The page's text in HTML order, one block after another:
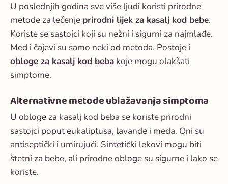
U poslednjih godina sve više ljudi koristi prirodne
metode za lečenje prirodni lijek za kasalj kod bebe.
Koriste se sastojci koji su nežni i sigurni za najmlađe.
Med i čajevi su samo neki od metoda. Postoje i
obloge za kasalj kod beba koje mogu olakšati
simptome.
Alternativne metode ublažavanja simptoma
U obloge za kasalj kod beba se koriste prirodni
sastojci poput eukaliptusa, lavande i meda. Oni su
antiseptički i umirujući. Sintetički lekovi mogu biti
štetni za bebe, ali prirodne obloge su sigurne i lako se
koriste.